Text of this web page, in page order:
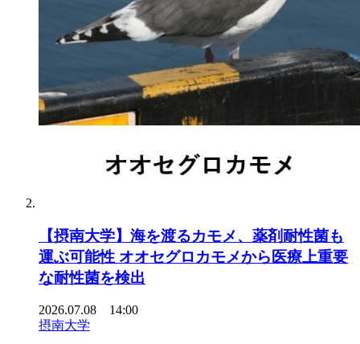
【摂南大学】海を渡るカモメ、薬剤耐性菌も
運ぶ可能性 オオセグロカモメから医療上重要
な耐性菌を検出
2026.07.08 14:00
摂南大学